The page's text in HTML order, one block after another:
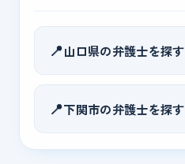
📍山口県の弁護士を探す
📍下関市の弁護士を探す